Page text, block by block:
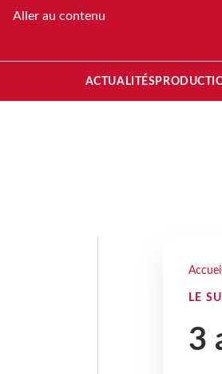
Aller au contenu
ACTUALITÉS
Accueil
LE
3